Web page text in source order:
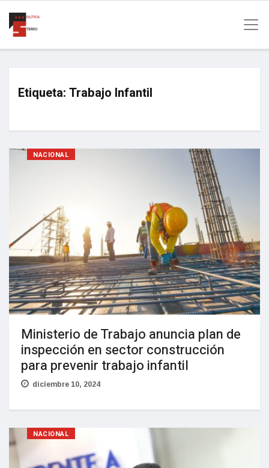
Etiqueta: Trabajo Infantil
NACIONAL
Ministerio de Trabajo anuncia plan de
inspección en sector construcción
para prevenir trabajo infantil
diciembre 10, 2024
NACIONAL